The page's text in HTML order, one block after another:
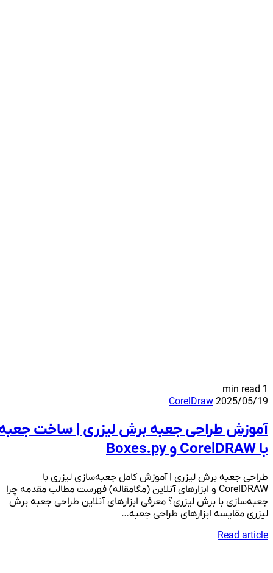
2025/05/19
CorelDraw
آموزش طراحی جعبه برش لیزری | ساخت جعبه
با CorelDRAW و Boxes.py
طراحی جعبه برش لیزری | آموزش کامل جعبه‌سازی لیزری با
CorelDRAW و ابزارهای آنلاین (مگامقاله) فهرست مطالب مقدمه چرا
جعبه‌سازی با برش لیزری؟ معرفی ابزارهای آنلاین طراحی جعبه برش
لیزری مقایسه ابزارهای طراحی جعبه…
Read article